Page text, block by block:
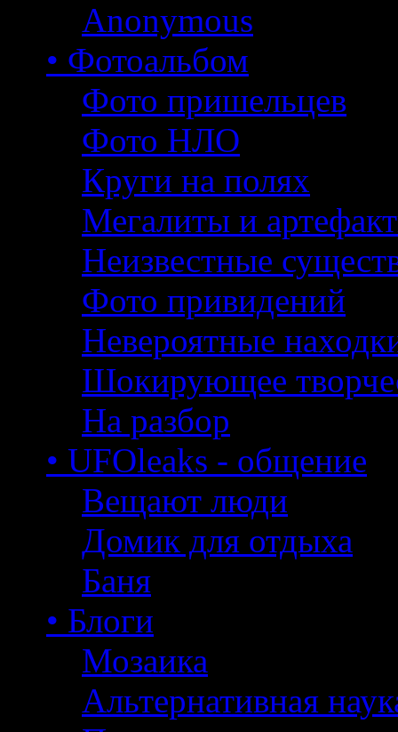
Anonymous
• Фотоальбом
Фото пришельцев
Фото НЛО
Круги на полях
Мегалиты и
Неизвестные
Фото привидений
Невероятные
Шокирующее
На разбор
• UFOleaks - общение
Вещают люди
Домик для отдыха
Баня
• Блоги
Мозаика
Альтернативная